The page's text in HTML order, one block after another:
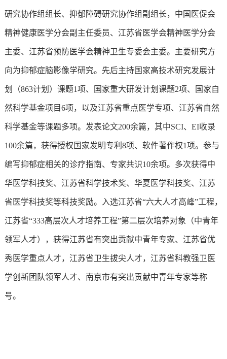
研究协作组组长、抑郁障碍研究协作组副组长，中国医促会
精神健康医学分会副主任委员、江苏省医学会精神医学分会
主委、江苏省预防医学会精神卫生专委会主委。主要研究方
向为抑郁症脑影像学研究。先后主持国家高技术研究发展计
划（863计划）课题1项、国家重大研发计划课题2项、国家自
然科学基金项目6项，以及江苏省重点医学专项、江苏省自然
科学基金等课题多项。发表论文200余篇，其中SCI、EI收录
100余篇，获得授权国家发明专利8项、软件著作权1项。参与
编写抑郁症相关的诊疗指南、专家共识10余项。多次获得中
华医学科技奖、江苏省科学技术奖、华夏医学科技奖、江苏
省医学科技奖等科技奖励。入选江苏省“六大人才高峰”工程，
江苏省“333高层次人才培养工程”第二层次培养对象（中青年
领军人才），获得江苏省有突出贡献中青年专家、江苏省优
秀医学重点人才，江苏省卫生拔尖人才，江苏省科教强卫医
学创新团队领军人才、南京市有突出贡献中青年专家等称
号。